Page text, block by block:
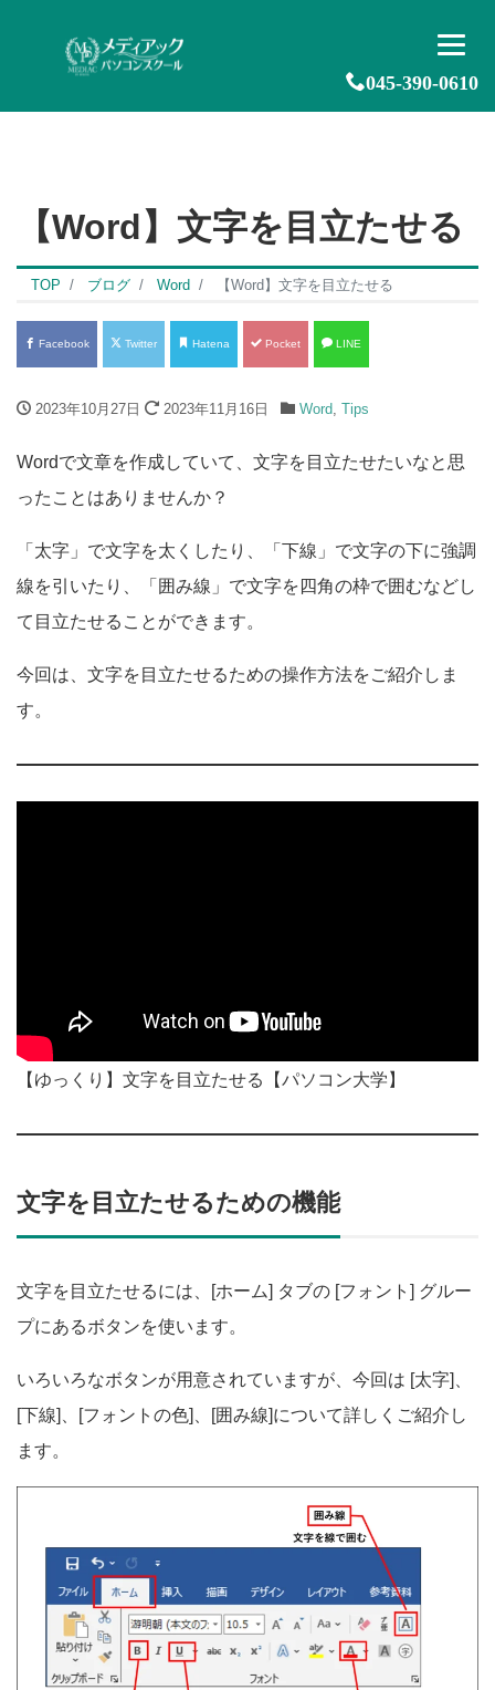
045-390-0610
【Word】文字を目立たせる
TOP ブログ Word 【Word】文字を目立たせる
Facebook Twitter Hatena Pocket LINE
2023年10月27日 2023年11月16日 Word, Tips
Wordで文章を作成していて、文字を目立たせたいなと思
ったことはありませんか？
「太字」で文字を太くしたり、「下線」で文字の下に強調
線を引いたり、「囲み線」で文字を四角の枠で囲むなどし
て目立たせることができます。
今回は、文字を目立たせるための操作方法をご紹介しま
す。
【ゆっくり】文字を目立たせる【パソコン大学】
文字を目立たせるための機能
文字を目立たせるには、[ホーム] タブの [フォント] グルー
プにあるボタンを使います。
いろいろなボタンが用意されていますが、今回は [太字]、
[下線]、[フォントの色]、[囲み線]について詳しくご紹介し
ます。